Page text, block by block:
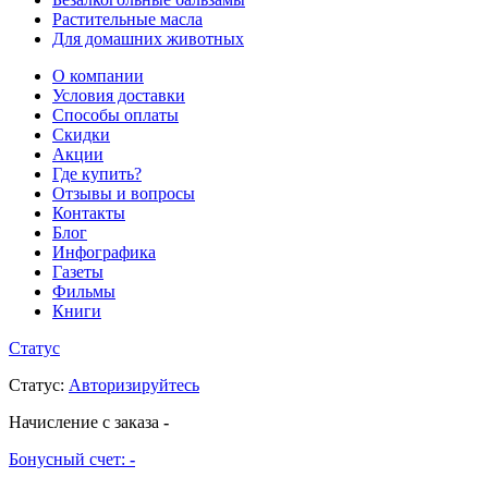
Растительные масла
Для домашних животных
О компании
Условия доставки
Способы оплаты
Скидки
Акции
Где купить?
Отзывы и вопросы
Контакты
Блог
Инфографика
Газеты
Фильмы
Книги
Статус
Статус: Авторизируйтесь
Начисление с заказа -
Бонусный счет: -